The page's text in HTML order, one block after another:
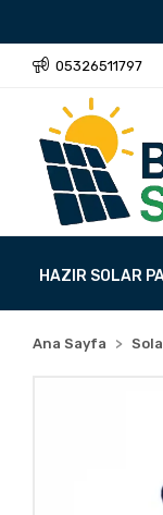
05326511797
HAZIR SOLAR
Ana Sayfa